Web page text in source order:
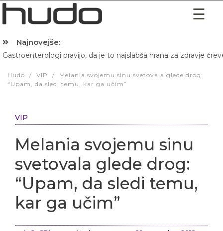
Najnovejše:
Gastroenterologi pravijo, da je to najslabša hrana za zdravje
Hudo / VIP /
Melania svojemu sinu svetovala glede drog:
“Upam, da sledi temu, kar ga učim”
VIP
Melania svojemu sinu
svetovala glede drog:
“Upam, da sledi temu,
kar ga učim”